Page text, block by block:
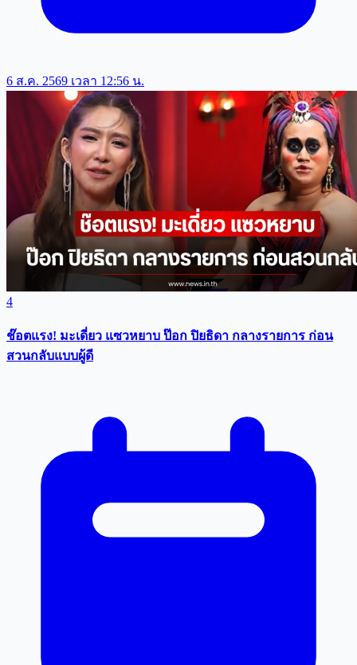
6 ส.ค. 2569 เวลา 12:56 น.
4
ช๊อตแรง! มะเดี่ยว แซวหยาบ ป๊อก ปิยธิดา กลางรายการ ก่อน
สวนกลับแบบผู้ดี